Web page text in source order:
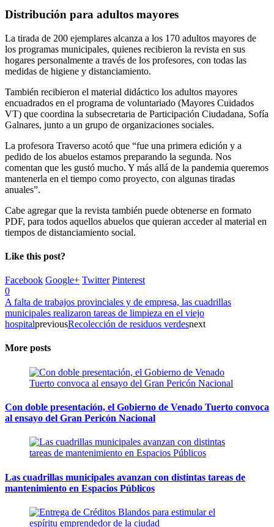
Distribución para adultos mayores
La tirada de 200 ejemplares alcanza a los 170 adultos mayores de
los programas municipales, quienes recibieron la revista en sus
hogares personalmente a través de los profesores, con todas las
medidas de higiene y distanciamiento.
También recibieron el material didáctico los adultos mayores
encuadrados en el programa de voluntariado (Mayores Cuidados
VT) que coordina la subsecretaria de Participación Ciudadana, Sofía
Galnares, junto a un grupo de organizaciones sociales.
La profesora Traverso acotó que “fue una primera edición y a
pedido de los abuelos estamos preparando la segunda. Nos
comentan que les gustó mucho. Y más allá de la pandemia queremos
mantenerla en el tiempo como proyecto, con algunas tiradas
anuales”.
Cabe agregar que la revista también puede obtenerse en formato
PDF, para todos aquellos abuelos que quieran acceder al material en
tiempos de distanciamiento social.
Like this post?
Facebook Google+ Twitter Pinterest
0
A falta de trabajos provinciales y de empresa, las cuadrillas
municipales realizaron tareas de limpieza en el viejo
hospitalpreviousRecolección de residuos verdesnext
More posts
Con doble presentación, el Gobierno de Venado Tuerto convoca
al ensayo del Gran Pericón Nacional
Las cuadrillas municipales avanzan con distintas tareas de
mantenimiento en Espacios Públicos